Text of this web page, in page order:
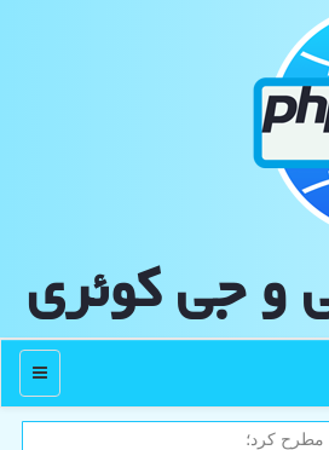
و جی كوئری
منو
مطرح كرد؛